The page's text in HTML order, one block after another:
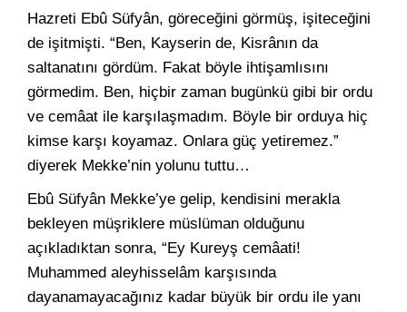
Hazreti Ebû Süfyân, göreceğini görmüş, işiteceğini
de işitmişti. “Ben, Kayserin de, Kisrânın da
saltanatını gördüm. Fakat böyle ihtişamlısını
görmedim. Ben, hiçbir zaman bugünkü gibi bir ordu
ve cemâat ile karşılaşmadım. Böyle bir orduya hiç
kimse karşı koyamaz. Onlara güç yetiremez.”
diyerek Mekke’nin yolunu tuttu…
Ebû Süfyân Mekke’ye gelip, kendisini merakla
bekleyen müşriklere müslüman olduğunu
açıkladıktan sonra, “Ey Kureyş cemâati!
Muhammed aleyhisselâm karşısında
dayanamayacağınız kadar büyük bir ordu ile yanı